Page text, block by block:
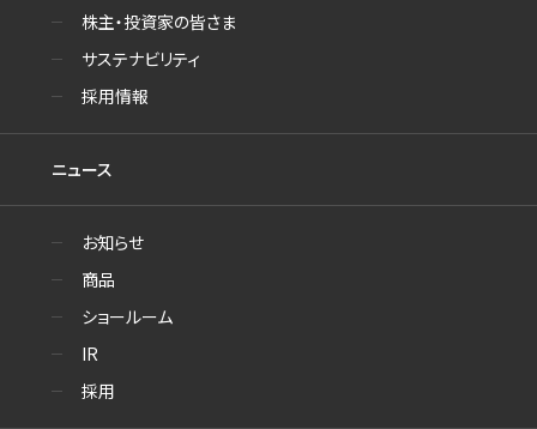
株主・投資家の皆さま
サステナビリティ
採用情報
ニュース
お知らせ
商品
ショールーム
IR
採用